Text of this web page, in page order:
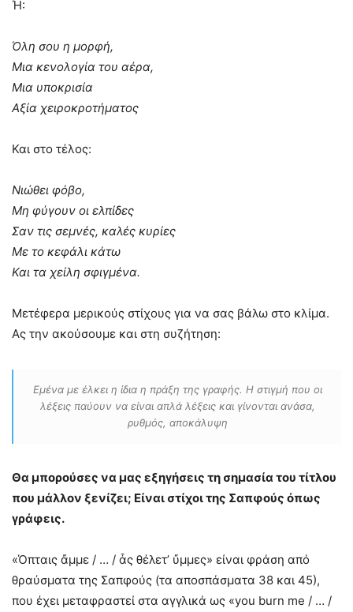
Ή:
Όλη σου η μορφή,
Μια κενολογία του αέρα,
Μια υποκρισία
Αξία χειροκροτήματος
Και στο τέλος:
Νιώθει φόβο,
Μη φύγουν οι ελπίδες
Σαν τις σεμνές, καλές κυρίες
Με το κεφάλι κάτω
Και τα χείλη σφιγμένα.
Μετέφερα μερικούς στίχους για να σας βάλω στο κλίμα.
Ας την ακούσουμε και στη συζήτηση:
Εμένα με έλκει η ίδια η πράξη της γραφής. Η στιγμή που οι
λέξεις παύουν να είναι απλά λέξεις και γίνονται ανάσα,
ρυθμός, αποκάλυψη
Θα μπορούσες να μας εξηγήσεις τη σημασία του τίτλου
που μάλλον ξενίζει; Είναι στίχοι της Σαπφούς όπως
γράφεις.
«Όπταις ἄμμε / … / ἆς θέλετ’ ὔμμες» είναι φράση από
θραύσματα της Σαπφούς (τα αποσπάσματα 38 και 45),
που έχει μεταφραστεί στα αγγλικά ως «you burn me / … /